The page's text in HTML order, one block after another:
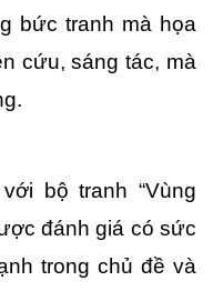
bức tranh mà họa
cứu, sáng tác, mà
bộ tranh “Vùng
đánh giá có sức
trong chủ đề và